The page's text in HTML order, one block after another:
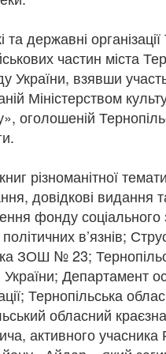
державні
частин міста
України, взявши
Міністерством
оголошеній
різноманітної
довідкові видання
фонду соціального
в’язнів;
ЗОШ № 23;
Департамент
Тернопільська
обласний
активного учасника
чоловіком Михайлом. Перед
Яру. Їй було лише 35
Більшість її рукописів
побачила світ збірка
і сьогодні звучить
має міцний духовний
сучасні українські
, опубліковано3 weeks ago